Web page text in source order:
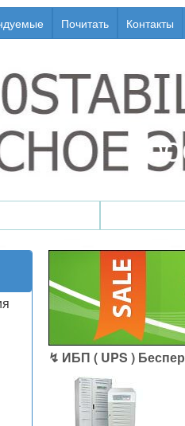
Почитать Контакты
↯ ИБП ( UPS )